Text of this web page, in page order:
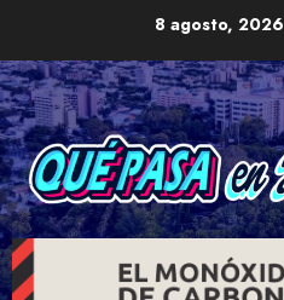
content
8 agosto, 2026